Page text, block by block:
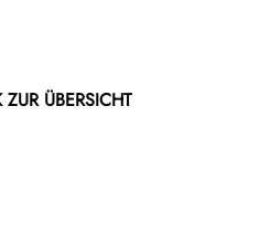
ZUR ÜBERSICHT